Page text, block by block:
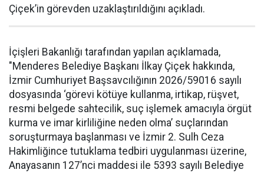
Çiçek’in görevden uzaklaştırıldığını açıkladı.
İçişleri Bakanlığı tarafından yapılan açıklamada,
"Menderes Belediye Başkanı İlkay Çiçek hakkında,
İzmir Cumhuriyet Başsavcılığının 2026/59016 sayılı
dosyasında ‘görevi kötüye kullanma, irtikap, rüşvet,
resmi belgede sahtecilik, suç işlemek amacıyla örgüt
kurma ve imar kirliliğine neden olma’ suçlarından
soruşturmaya başlanması ve İzmir 2. Sulh Ceza
Hakimliğince tutuklama tedbiri uygulanması üzerine,
Anayasanın 127’nci maddesi ile 5393 sayılı Belediye